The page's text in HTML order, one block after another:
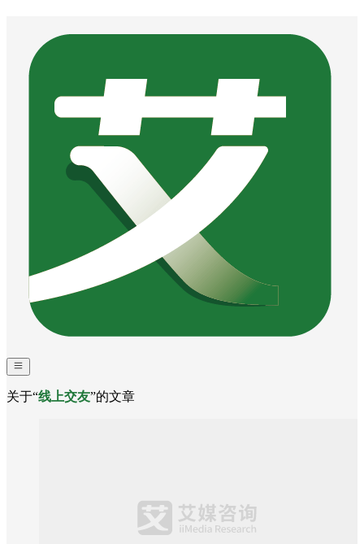
关于“线上交友”的文章